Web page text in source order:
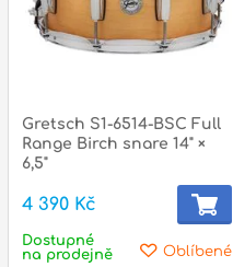
Gretsch S1-6514-BSC Full
Range Birch snare 14" ×
6,5"
4 390 Kč
Oblíbené
Dostupné
na prodejně